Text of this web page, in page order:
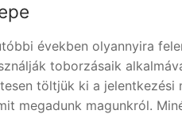
években olyannyira
toborzásaik
töltjük ki a
megadunk magunkról.